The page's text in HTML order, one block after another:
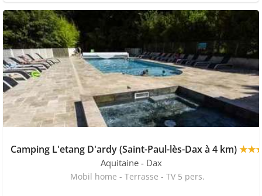
Camping L'etang D'ardy (Saint-Paul-lès-Dax à 4 km)
Aquitaine - Dax
Mobil home - Terrasse - TV 5 pers.